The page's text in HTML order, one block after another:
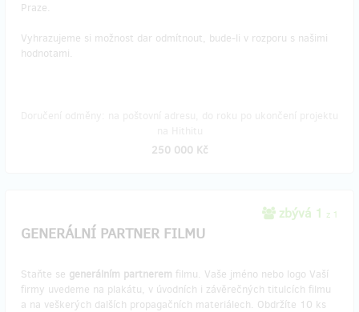
Praze.
Vyhrazujeme si možnost dar odmítnout, bude-li v rozporu s našimi
hodnotami.
250 000 Kč
zbývá 1 z 1
GENERÁLNÍ PARTNER FILMU
Staňte se generálním partnerem filmu. Vaše jméno nebo logo Vaší
firmy uvedeme na plakátu, v úvodních i závěrečných titulcích filmu
a na veškerých dalších propagačních materiálech. Obdržíte 10 ks